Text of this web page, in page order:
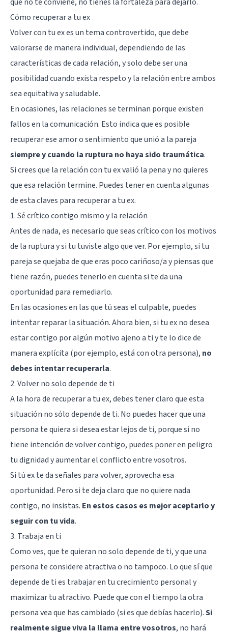
Cómo recuperar a tu ex
Volver con tu ex es un tema controvertido, que debe
valorarse de manera individual, dependiendo de las
características de cada relación, y solo debe ser una
posibilidad cuando exista respeto y la relación entre ambos
sea equitativa y saludable.
En ocasiones, las relaciones se terminan porque existen
fallos en la comunicación. Esto indica que es posible
recuperar ese amor o sentimiento que unió a la pareja
siempre y cuando la ruptura no haya sido traumática.
Si crees que la relación con tu ex valió la pena y no quieres
que esa relación termine. Puedes tener en cuenta algunas
de esta claves para recuperar a tu ex.
1. Sé crítico contigo mismo y la relación
Antes de nada, es necesario que seas crítico con los motivos
de la ruptura y si tu tuviste algo que ver. Por ejemplo, si tu
pareja se quejaba de que eras poco cariñoso/a y piensas que
tiene razón, puedes tenerlo en cuenta si te da una
oportunidad para remediarlo.
En las ocasiones en las que tú seas el culpable, puedes
intentar reparar la situación. Ahora bien, si tu ex no desea
estar contigo por algún motivo ajeno a ti y te lo dice de
manera explícita (por ejemplo, está con otra persona), no
debes intentar recuperarla.
2. Volver no solo depende de ti
A la hora de recuperar a tu ex, debes tener claro que esta
situación no sólo depende de ti. No puedes hacer que una
persona te quiera si desea estar lejos de ti, porque si no
tiene intención de volver contigo, puedes poner en peligro
tu dignidad y aumentar el conflicto entre vosotros.
Si tú ex te da señales para volver, aprovecha esa
oportunidad. Pero si te deja claro que no quiere nada
contigo, no insistas. En estos casos es mejor aceptarlo y
seguir con tu vida.
3. Trabaja en ti
Como ves, que te quieran no solo depende de ti, y que una
persona te considere atractiva o no tampoco. Lo que sí que
depende de ti es trabajar en tu crecimiento personal y
maximizar tu atractivo. Puede que con el tiempo la otra
persona vea que has cambiado (si es que debías hacerlo).Si
realmente sigue viva la llama entre vosotros, no hará